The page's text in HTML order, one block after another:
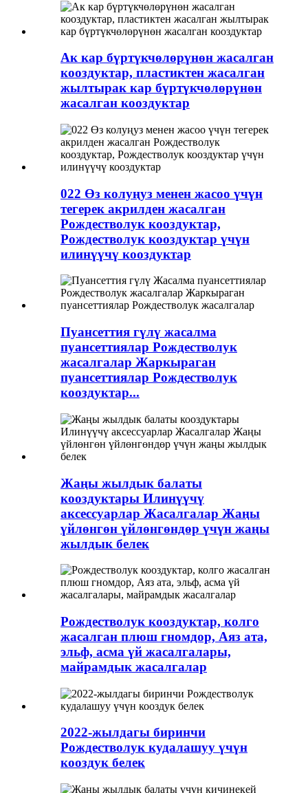
Ак кар бүртүкчөлөрүнөн жасалган
кооздуктар, пластиктен жасалган
жылтырак кар бүртүкчөлөрүнөн
жасалган кооздуктар
022 Өз колуңуз менен жасоо үчүн
тегерек акрилден жасалган
Рождестволук кооздуктар,
Рождестволук кооздуктар үчүн
илинүүчү кооздуктар
Пуансеттия гүлү жасалма
пуансеттиялар Рождестволук
жасалгалар Жаркыраган
пуансеттиялар Рождестволук
кооздуктар...
Жаңы жылдык балаты
кооздуктары Илинүүчү
аксессуарлар Жасалгалар Жаңы
үйлөнгөн үйлөнгөндөр үчүн жаңы
жылдык белек
Рождестволук кооздуктар, колго
жасалган плюш гномдор, Аяз ата,
эльф, асма үй жасалгалары,
майрамдык жасалгалар
2022-жылдагы биринчи
Рождестволук кудалашуу үчүн
кооздук белек